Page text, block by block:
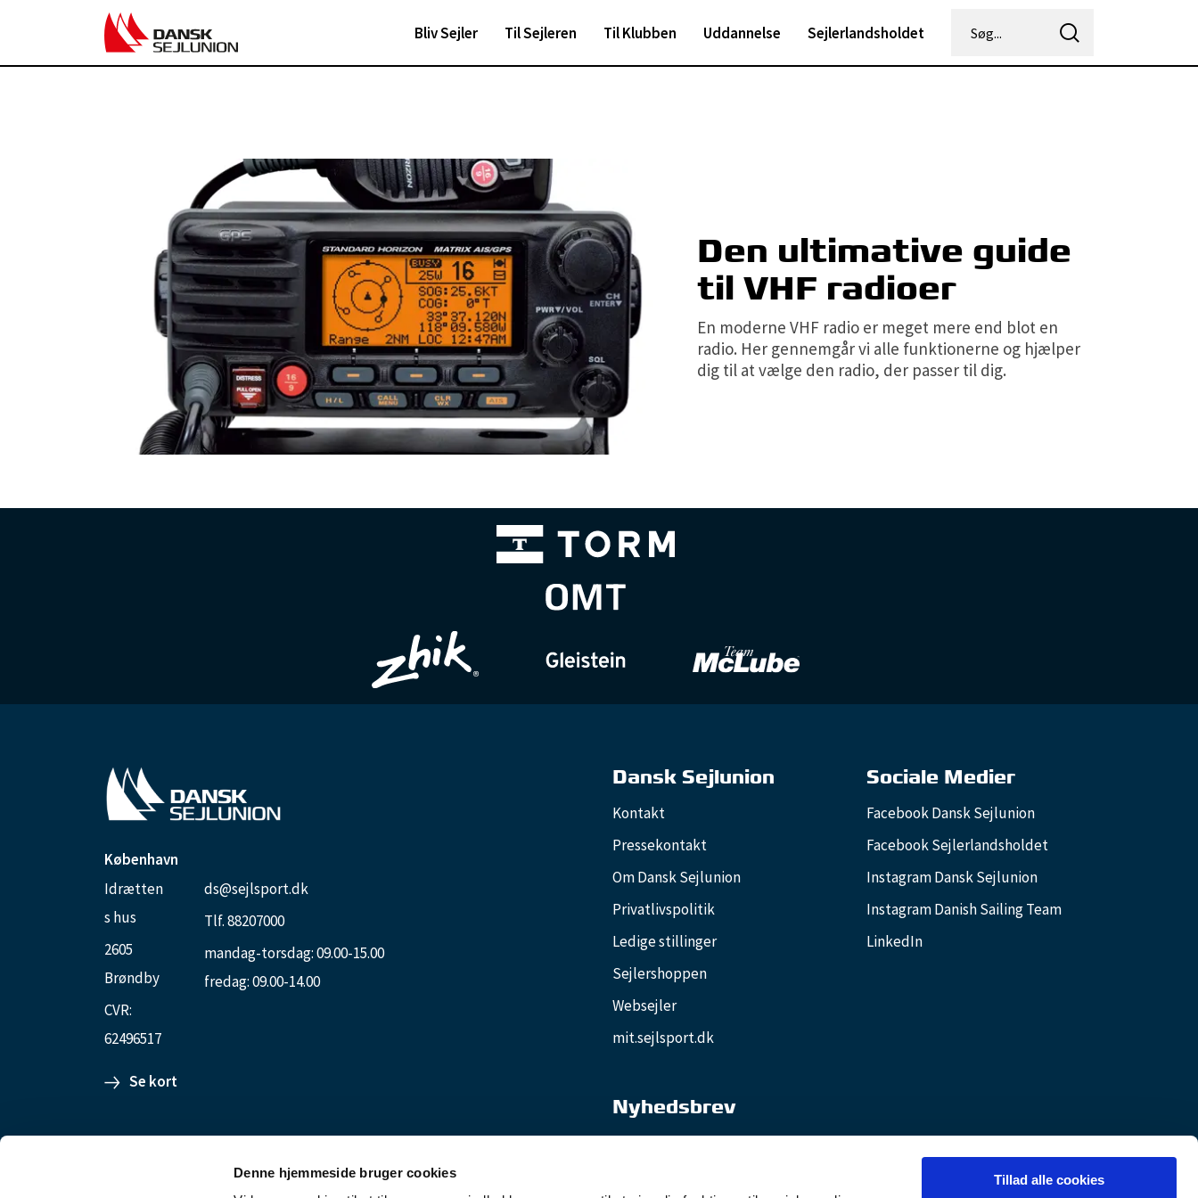
Denne hjemmeside bruger cookies
Tillad alle cookies
Bliv Sejler Til Sejleren Til Klubben Uddannelse Sejlerlandsholdet
Elektronik
Den ultimative guide
til VHF radioer
En moderne VHF radio er meget mere end blot en
radio. Her gennemgår vi alle funktionerne og hjælper
dig til at vælge den radio, der passer til dig.
København
Idrætten
s hus
2605
Brøndby
CVR:
62496517
ds@sejlsport.dk
Tlf. 88207000
mandag-torsdag: 09.00-15.00
fredag: 09.00-14.00
Se kort
Ester Aggebosgade 80
Dansk Sejlunion
Kontakt
Pressekontakt
Om Dansk Sejlunion
Privatlivspolitik
Ledige stillinger
Sejlershoppen
Websejler
mit.sejlsport.dk
Sociale Medier
Facebook Dansk Sejlunion
Facebook Sejlerlandsholdet
Instagram Dansk Sejlunion
Instagram Danish Sailing Team
LinkedIn
Nyhedsbrev